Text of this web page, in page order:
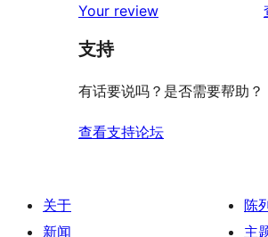
Your review
支持
有话要说吗？是否需要帮助？
查看支持论坛
关于
新闻
陈
主